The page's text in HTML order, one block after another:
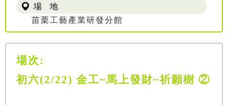
場 地
苗栗工藝產業研發分館
場次:
初六(2/22) 金工~馬上發財~祈願樹 ②